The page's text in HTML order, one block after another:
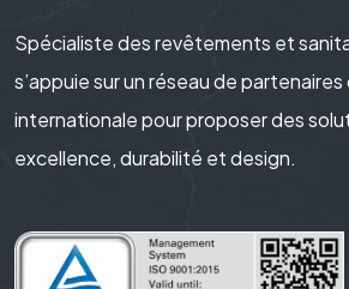
Spécialiste des revêtements et
s’appuie sur un réseau de
internationale pour proposer des
excellence, durabilité et design.